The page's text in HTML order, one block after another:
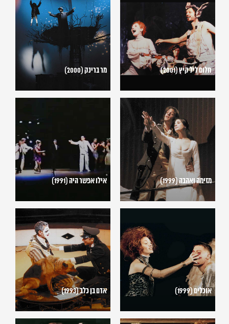
ליל
(2001)
חלום ליל קיץ (2001)
ברינק
(2000)
מר ברינק (2000)
ואהבה
(1999)
מזימה ואהבה (1999)
(1991)
אילו אפשר היה (1991)
אוכלים (1999)
אדם
בן
כלב
(1993)
אדם בן כלב (1993)